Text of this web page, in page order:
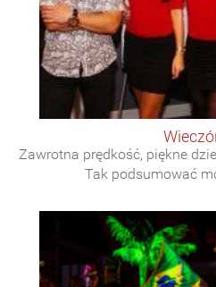
Zawrotna prędkość, piękne
Tak podsumować